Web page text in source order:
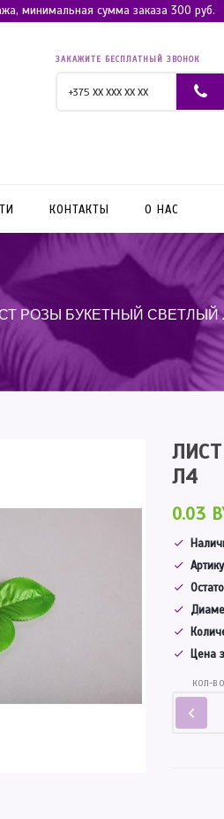
минимальная сумма заказа 300 руб.
ЗАКАЖИТЕ БЕСПЛАТНЫЙ ЗВОНОК
КОНТАКТЫ О НАС
РОЗЫ БУКЕТНЫЙ СВЕТЛЫЙ
Л4
0.03
Цена
КОЛ-